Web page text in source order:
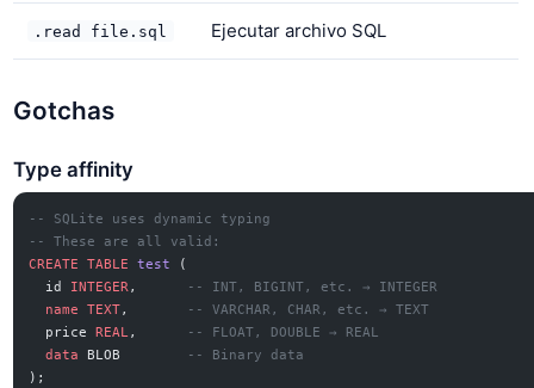
.read file.sql Ejecutar archivo SQL
Gotchas
Type affinity
-- SQLite uses dynamic typing
-- These are all valid:
CREATE
TABLE test
(
  id
INTEGER,
-- INT, BIGINT, etc. → INTEGER
  name
TEXT,
-- VARCHAR, CHAR, etc. → TEXT
  price
REAL,
-- FLOAT, DOUBLE → REAL
  data
BLOB
-- Binary data
);